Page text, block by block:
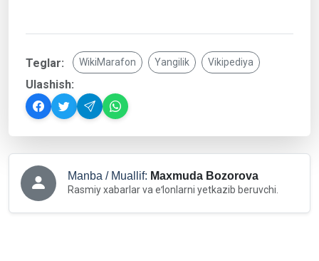
Teglar: WikiMarafon Yangilik Vikipediya
Ulashish:
Manba / Muallif: Maxmuda Bozorova
Rasmiy xabarlar va eʻlonlarni yetkazib beruvchi.